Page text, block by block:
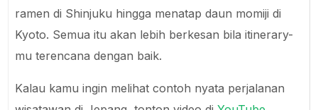
ramen di Shinjuku hingga menatap daun momiji di
Kyoto. Semua itu akan lebih berkesan bila itinerary-
mu terencana dengan baik.
Kalau kamu ingin melihat contoh nyata perjalanan